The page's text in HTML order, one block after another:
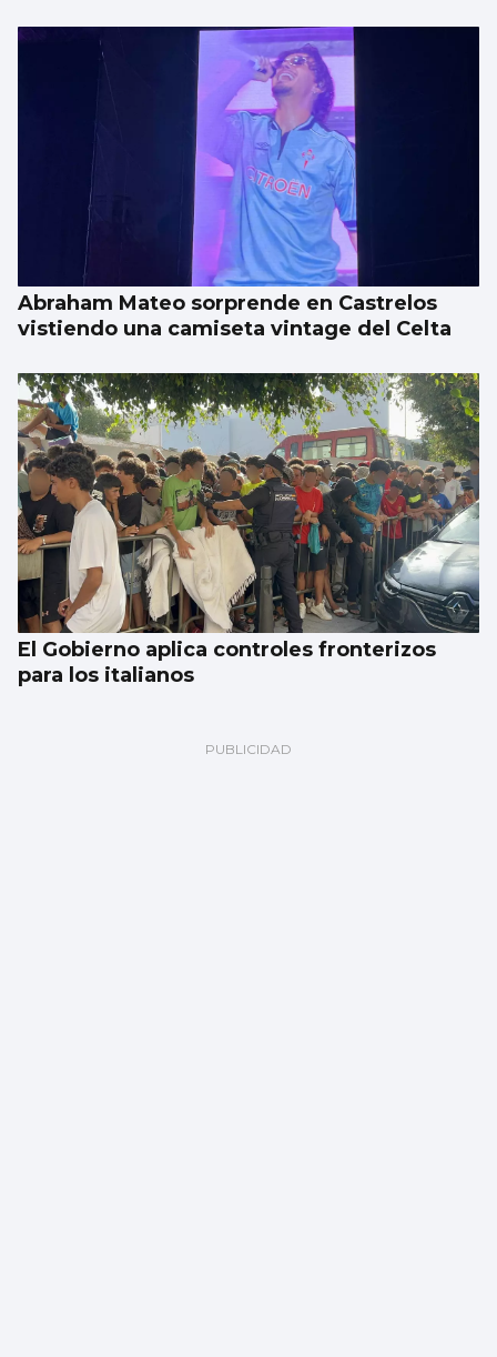
Abraham Mateo sorprende en Castrelos
vistiendo una camiseta vintage del Celta
El Gobierno aplica controles fronterizos
para los italianos